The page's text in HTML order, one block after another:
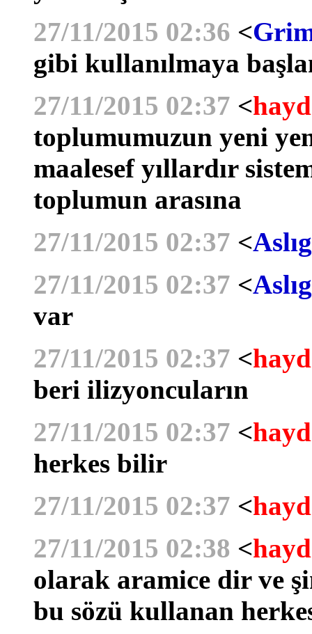
27/11/2015 02:36 <
gibi kullanılmaya
27/11/2015 02:37 <
toplumumuzun yeni
maalesef yıllardır
toplumun arasına
27/11/2015 02:37 <
27/11/2015 02:37 <
var
27/11/2015 02:37 <
beri ilizyoncuların
27/11/2015 02:37 <
herkes bilir
27/11/2015 02:37 <
27/11/2015 02:38 <
olarak aramice dir ve
bu sözü kullanan